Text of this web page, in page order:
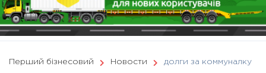
Перший бізнесовий Новости долги за коммуналку